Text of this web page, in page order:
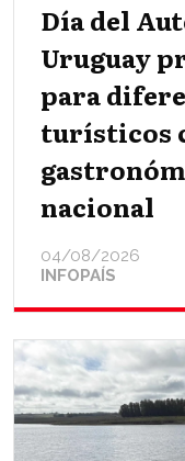
Día del
Uruguay
para
turísticos
nacional
INFOPAÍS
04/08/2026